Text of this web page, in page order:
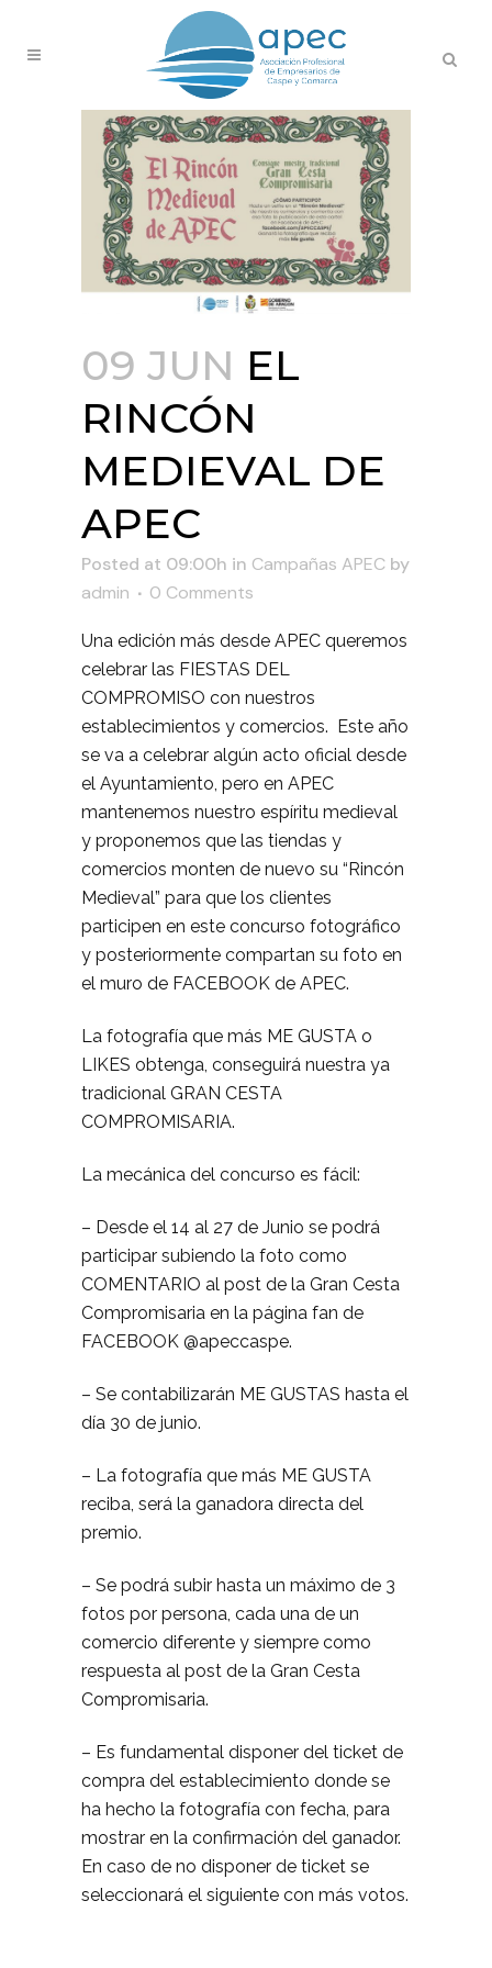
09 JUN EL
RINCÓN
MEDIEVAL DE
APEC
Posted at 09:00h in Campañas APEC by
admin
0 Comments
Una edición más desde APEC queremos
celebrar las FIESTAS DEL
COMPROMISO con nuestros
establecimientos y comercios. Este año
se va a celebrar algún acto oficial desde
el Ayuntamiento, pero en APEC
mantenemos nuestro espíritu medieval
y proponemos que las tiendas y
comercios monten de nuevo su “Rincón
Medieval” para que los clientes
participen en este concurso fotográfico
y posteriormente compartan su foto en
el muro de FACEBOOK de APEC.
La fotografía que más ME GUSTA o
LIKES obtenga, conseguirá nuestra ya
tradicional GRAN CESTA
COMPROMISARIA.
La mecánica del concurso es fácil:
– Desde el 14 al 27 de Junio se podrá
participar subiendo la foto como
COMENTARIO al post de la Gran Cesta
Compromisaria en la página fan de
FACEBOOK @apeccaspe.
– Se contabilizarán ME GUSTAS hasta el
día 30 de junio.
– La fotografía que más ME GUSTA
reciba, será la ganadora directa del
premio.
– Se podrá subir hasta un máximo de 3
fotos por persona, cada una de un
comercio diferente y siempre como
respuesta al post de la Gran Cesta
Compromisaria.
– Es fundamental disponer del ticket de
compra del establecimiento donde se
ha hecho la fotografía con fecha, para
mostrar en la confirmación del ganador.
En caso de no disponer de ticket se
seleccionará el siguiente con más votos.